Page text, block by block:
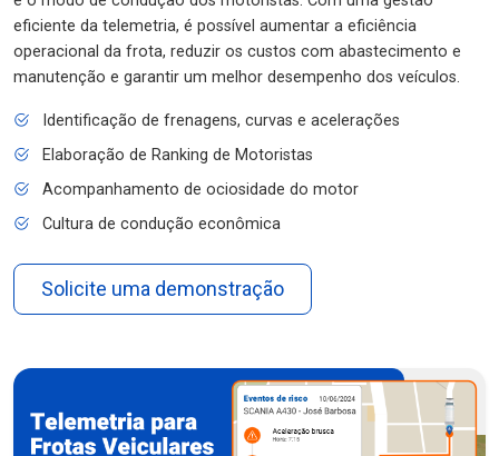
eficiente da telemetria, é possível aumentar a eficiência
operacional da frota, reduzir os custos com abastecimento e
manutenção e garantir um melhor desempenho dos veículos.
Identificação de frenagens, curvas e acelerações
Elaboração de Ranking de Motoristas
Acompanhamento de ociosidade do motor
Cultura de condução econômica
Solicite uma demonstração